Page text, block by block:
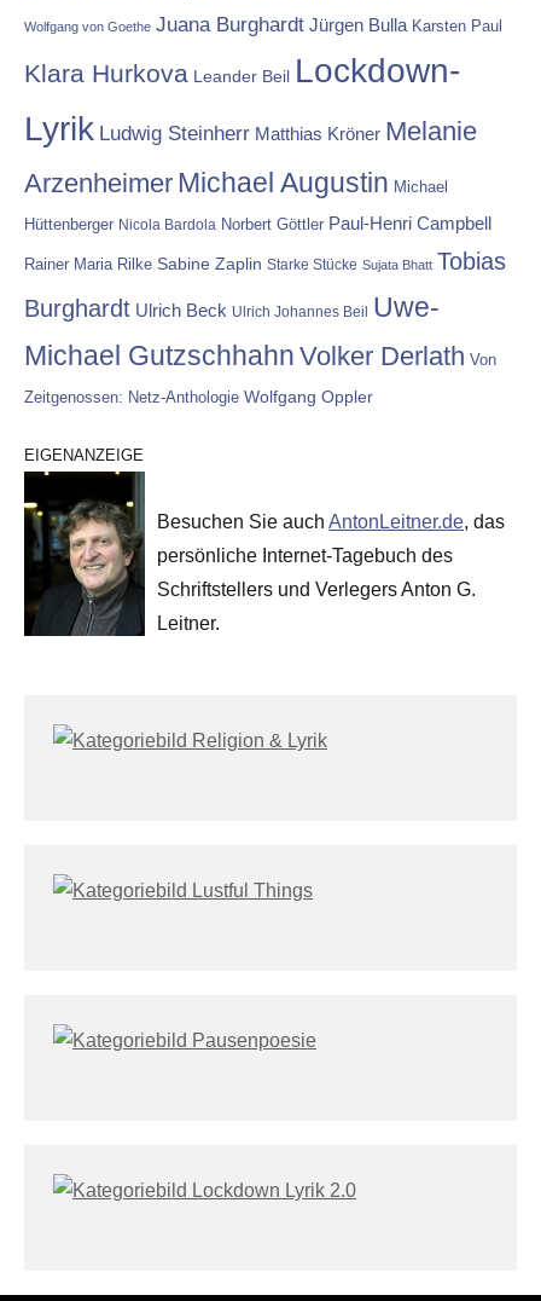
Wolfgang von Goethe Juana Burghardt Jürgen Bulla Karsten Paul
Klara Hurkova Leander Beil Lockdown-
Lyrik Ludwig Steinherr Matthias Kröner Melanie
Arzenheimer Michael Augustin Michael
Hüttenberger Nicola Bardola Norbert Göttler Paul-Henri Campbell
Rainer Maria Rilke Sabine Zaplin Starke Stücke Sujata Bhatt Tobias
Burghardt Ulrich Beck Ulrich Johannes Beil Uwe-
Michael Gutzschhahn Volker Derlath Von
Zeitgenossen: Netz-Anthologie Wolfgang Oppler
EIGENANZEIGE
Besuchen Sie auch AntonLeitner.de, das
persönliche Internet-Tagebuch des
Schriftstellers und Verlegers Anton G.
Leitner.